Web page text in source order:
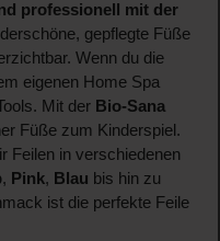
professionell mit der
gepflegte Füße
Wenn du die
eigenen Home Spa
Mit der Bio-Sana
Füße zum Kinderspiel.
Feilen in verschiedenen
, Pink, Blau bis hin zu
ist die perfekte Feile